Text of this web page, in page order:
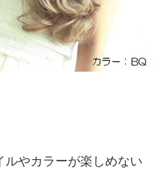
やカラーが楽しめない